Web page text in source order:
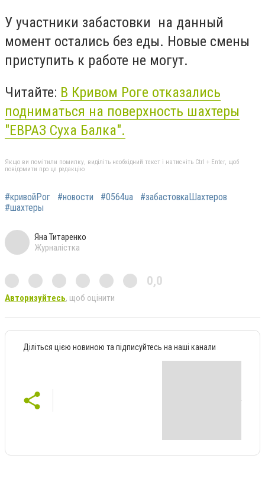
У участники забастовки на данный
момент остались без еды. Новые смены
приступить к работе не могут.
Читайте: В Кривом Роге отказались
подниматься на поверхность шахтеры
"ЕВРАЗ Суха Балка".
Якщо ви помітили помилку, виділіть необхідний текст і натисніть Ctrl + Enter, щоб
повідомити про це редакцію
#кривойРог #новости #0564ua
#забастовкаШахтеров
#шахтеры
Яна Титаренко
Журналістка
0,0
Авторизуйтесь, щоб оцінити
Діліться цією новиною та підписуйтесь на наші канали